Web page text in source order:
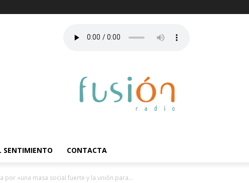
SENTIMIENTO CONTACTA
por «una masa social fuerte y la unión para...